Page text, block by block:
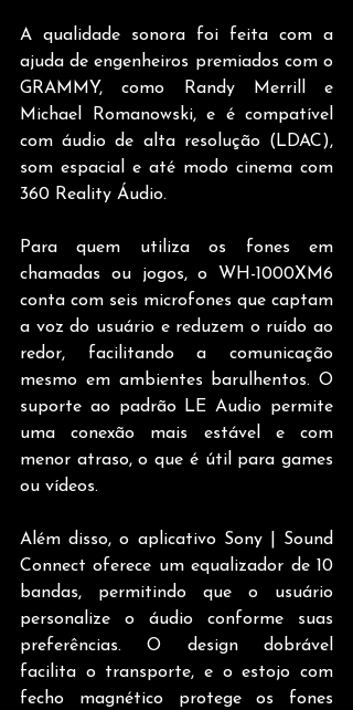
A qualidade sonora foi feita com a
ajuda de engenheiros premiados com o
GRAMMY, como Randy Merrill e
Michael Romanowski, e é compatível
com áudio de alta resolução (LDAC),
som espacial e até modo cinema com
360 Reality Áudio.
Para quem utiliza os fones em
chamadas ou jogos, o WH-1000XM6
conta com seis microfones que captam
a voz do usuário e reduzem o ruído ao
redor, facilitando a comunicação
mesmo em ambientes barulhentos. O
suporte ao padrão LE Audio permite
uma conexão mais estável e com
menor atraso, o que é útil para games
ou vídeos.
Além disso, o aplicativo Sony | Sound
Connect oferece um equalizador de 10
bandas, permitindo que o usuário
personalize o áudio conforme suas
preferências. O design dobrável
facilita o transporte, e o estojo com
fecho magnético protege os fones